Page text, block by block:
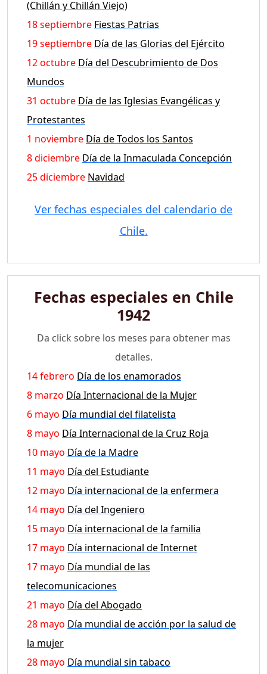
(Chillán y Chillán Viejo)
18 septiembre Fiestas Patrias
19 septiembre Día de las Glorias del Ejército
12 octubre Día del Descubrimiento de Dos
Mundos
31 octubre Día de las Iglesias Evangélicas y
Protestantes
1 noviembre Día de Todos los Santos
8 diciembre Día de la Inmaculada Concepción
25 diciembre Navidad
Ver fechas especiales del calendario de
Chile.
Fechas especiales en Chile
1942
Da click sobre los meses para obtener mas
detalles.
14 febrero Día de los enamorados
8 marzo Día Internacional de la Mujer
6 mayo Día mundial del filatelista
8 mayo Día Internacional de la Cruz Roja
10 mayo Día de la Madre
11 mayo Día del Estudiante
12 mayo Día internacional de la enfermera
14 mayo Día del Ingeniero
15 mayo Día internacional de la familia
17 mayo Día internacional de Internet
17 mayo Día mundial de las
telecomunicaciones
21 mayo Día del Abogado
28 mayo Día mundial de acción por la salud de
la mujer
28 mayo Día mundial sin tabaco